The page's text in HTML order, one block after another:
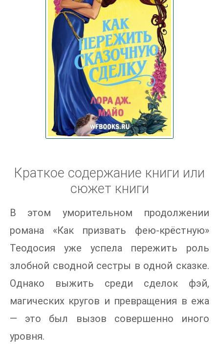
Краткое содержание книги или
сюжет книги
В этом уморительном продолжении
романа «Как призвать фею-крёстную»
Теодосия уже успела пережить роль
злобной сводной сестры в одной сказке.
Однако выжить среди сделок фэй,
магических кругов и превращения в ежа
— это был вызов совершенно иного
уровня.